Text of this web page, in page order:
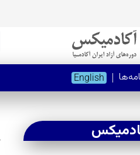
English